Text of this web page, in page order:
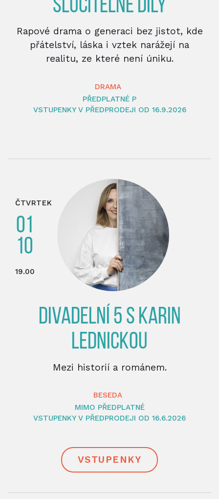
SLUČITELNÉ DÍLY
Rapové drama o generaci bez jistot, kde
přátelství, láska i vztek narážejí na
realitu, ze které není úniku.
DRAMA
PŘEDPLATNÉ P
VSTUPENKY V PŘEDPRODEJI OD 16.9.2026
ČTVRTEK
01
10
19.00
DIVADELNÍ 5 S KARIN
LEDNICKOU
Mezi historií a románem.
BESEDA
MIMO PŘEDPLATNÉ
VSTUPENKY V PŘEDPRODEJI OD 16.6.2026
VSTUPENKY